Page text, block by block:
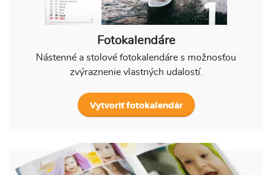
Fotokalendáre
Nástenné a stolové fotokalendáre s možnosťou
zvýraznenie vlastných udalostí.
Vytvoriť fotokalendár